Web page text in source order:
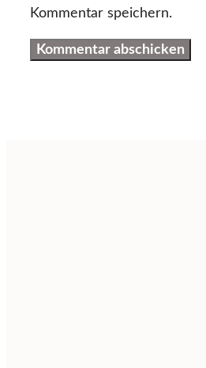
Kommentar speichern.